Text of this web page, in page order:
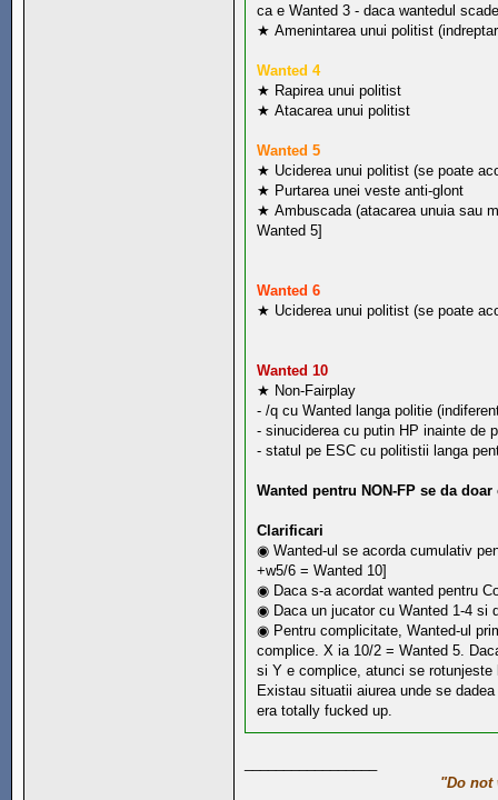
ca e Wanted 3 - daca wantedul
★ Amenintarea unui politist
Wanted 4
★ Rapirea unui politist
★ Atacarea unui politist
Wanted 5
★ Uciderea unui politist (se poate
★ Purtarea unei veste anti-glont
★ Ambuscada (atacarea unuia sau
Wanted 5]
Wanted 6
★ Uciderea unui politist (se poate
Wanted 10
★ Non-Fairplay
- /q cu Wanted langa politie
- sinuciderea cu putin HP inainte de
- statul pe ESC cu politistii langa
Wanted pentru NON-FP se da
Clarificari
◉ Wanted-ul se acorda cumulativ
+w5/6 = Wanted 10]
◉ Daca s-a acordat wanted pentru
◉ Daca un jucator cu Wanted 1-4 si
◉ Pentru complicitate, Wanted-ul
complice. X ia 10/2 = Wanted 5.
si Y e complice, atunci se
Existau situatii aiurea unde se
era totally fucked up.
"Do not